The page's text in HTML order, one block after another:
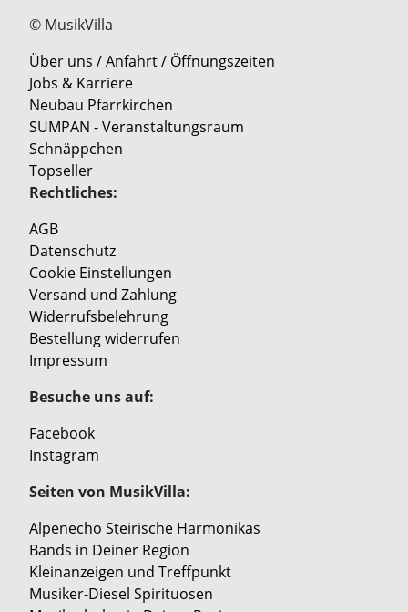
© MusikVilla
Über uns / Anfahrt / Öffnungszeiten
Jobs & Karriere
Neubau Pfarrkirchen
SUMPAN - Veranstaltungsraum
Schnäppchen
Topseller
Rechtliches:
AGB
Datenschutz
Cookie Einstellungen
Versand und Zahlung
Widerrufsbelehrung
Bestellung widerrufen
Impressum
Besuche uns auf:
Facebook
Instagram
Seiten von MusikVilla:
Alpenecho Steirische Harmonikas
Bands in Deiner Region
Kleinanzeigen und Treffpunkt
Musiker-Diesel Spirituosen